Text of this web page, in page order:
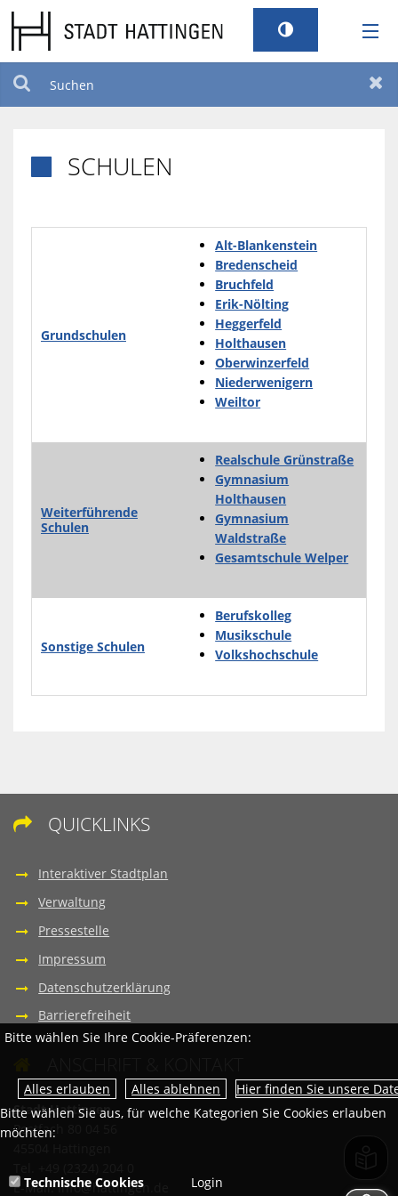
RATHAUS
BILDUNG UND KULTUR
SCHULEN
Grundschulen
Alt-Blankenstein
Bredenscheid
Bruchfeld
Erik-Nölting
Heggerfeld
Holthausen
Oberwinzerfeld
Niederwenigern
Weiltor
Weiterführende
Schulen
Realschule Grünstraße
Gymnasium
Holthausen
Gymnasium
Waldstraße
Gesamtschule Welper
Sonstige Schulen
Berufskolleg
Musikschule
Volkshochschule
 QUICKLINKS
Interaktiver Stadtplan
Verwaltung
Pressestelle
Impressum
Datenschutzerklärung
Barrierefreiheit
Stadt Hattingen
Postfach 80 04 56
E-Mail:info@hattingen.de
Bitte wählen Sie Ihre Cookie-Präferenzen:
Hier finden Sie unsere
Bitte wählen Sie aus, für welche Kategorien Sie Cookies erlauben
möchten:
Technische Cookies Login